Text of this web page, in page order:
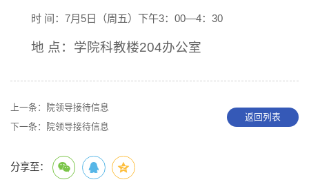
时 间：7月5日（周五）下午3：00—4：30
地 点：学院科教楼204办公室
上一条：
院领导接待信息
下一条：
院领导接待信息
返回列表
分享至：